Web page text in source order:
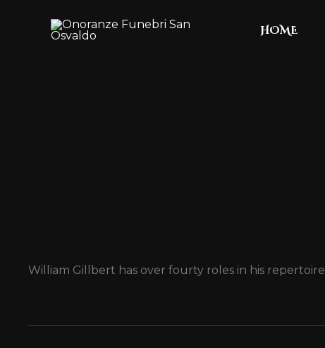
HOME
William Gillbert has over fourty roles in his repertoire